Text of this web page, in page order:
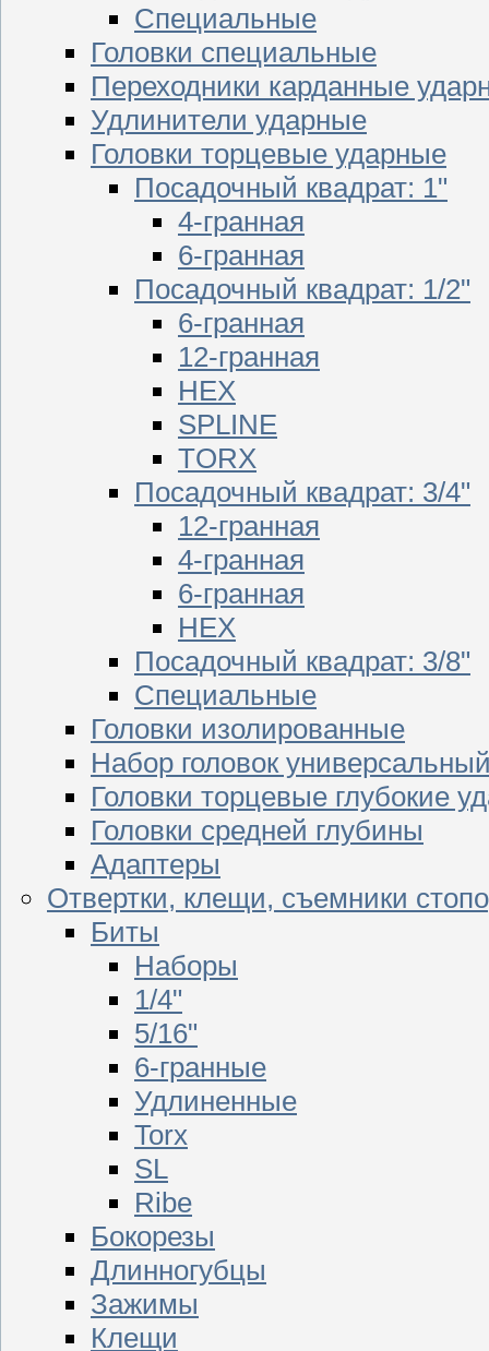
Специальные
Головки специальные
Переходники карданные
Удлинители ударные
Головки торцевые ударные
Посадочный квадрат: 1"
4-гранная
6-гранная
Посадочный квадрат: 1/2"
6-гранная
12-гранная
HEX
SPLINE
TORX
Посадочный квадрат: 3/4"
12-гранная
4-гранная
6-гранная
HEX
Посадочный квадрат: 3/8"
Специальные
Головки изолированные
Набор головок
Головки торцевые глубокие
Головки средней глубины
Адаптеры
Отвертки, клещи, съемники
Биты
Наборы
1/4"
5/16"
6-гранные
Удлиненные
Torx
SL
Ribe
Бокорезы
Длинногубцы
Зажимы
Клещи